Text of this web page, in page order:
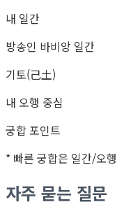
내 일간
방송인 바비앙 일간
기토(己土)
내 오행 중심
궁합 포인트
* 빠른 궁합은 일간/오
자주 묻는 질문